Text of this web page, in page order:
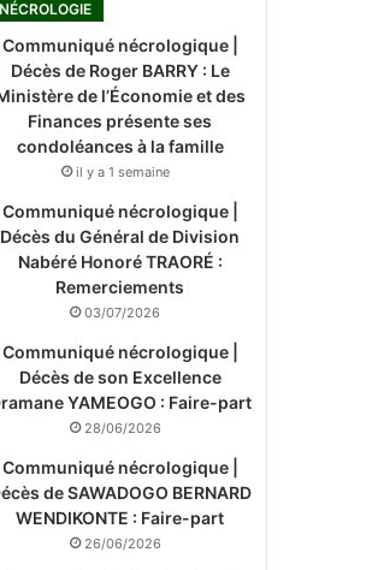
NÉCROLOGIE
Communiqué nécrologique |
Décès de Roger BARRY : Le
de l’Économie et des
Finances présente ses
condoléances à la famille
il y a 1 semaine
Communiqué nécrologique |
Décès du Général de Division
Nabéré Honoré TRAORÉ :
Remerciements
03/07/2026
Communiqué nécrologique |
Décès de son Excellence
YAMEOGO : Faire-part
28/06/2026
Communiqué nécrologique |
de SAWADOGO BERNARD
WENDIKONTE : Faire-part
26/06/2026